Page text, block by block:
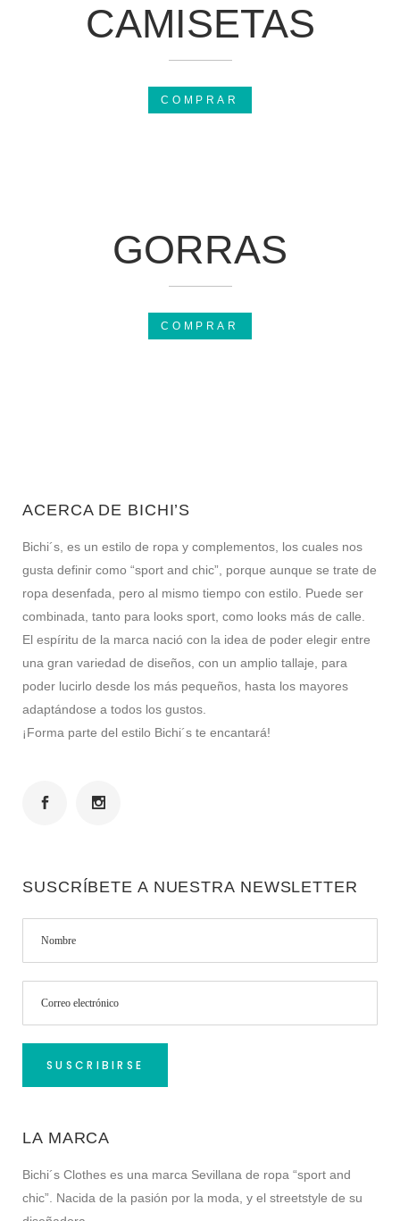
CAMISETAS
COMPRAR
GORRAS
COMPRAR
ACERCA DE BICHI’S
Bichi´s, es un estilo de ropa y complementos, los cuales nos
gusta definir como “sport and chic”, porque aunque se trate de
ropa desenfada, pero al mismo tiempo con estilo. Puede ser
combinada, tanto para looks sport, como looks más de calle.
El espíritu de la marca nació con la idea de poder elegir entre
una gran variedad de diseños, con un amplio tallaje, para
poder lucirlo desde los más pequeños, hasta los mayores
adaptándose a todos los gustos.
¡Forma parte del estilo Bichi´s te encantará!
SUSCRÍBETE A NUESTRA NEWSLETTER
LA MARCA
Bichi´s Clothes es una marca Sevillana de ropa “sport and
chic”. Nacida de la pasión por la moda, y el streetstyle de su